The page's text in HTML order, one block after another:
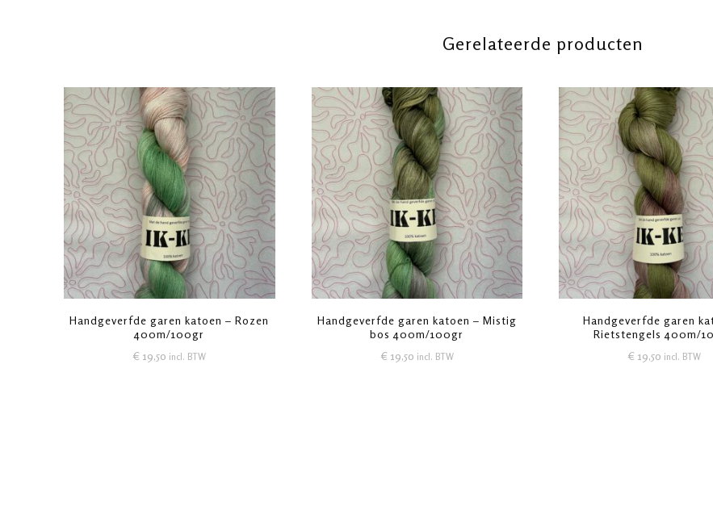
Gerelateerde producten
Handgeverfde garen katoen – Rozen
400m/100gr
€ 19,50 incl. BTW
Handgeverfde garen katoen – Mistig
bos 400m/100gr
€ 19,50 incl. BTW
Handgeverfde garen
Rietstengels 400m/
€ 19,50 incl. BTW